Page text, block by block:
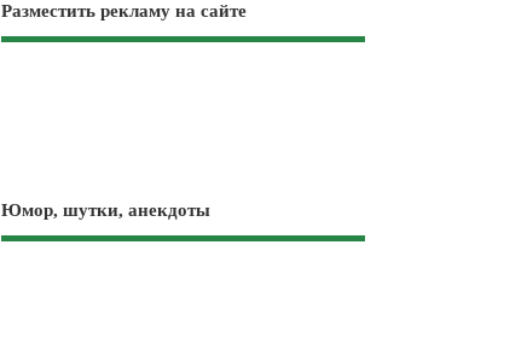
Разместить рекламу на сайте
Юмор, шутки, анекдоты